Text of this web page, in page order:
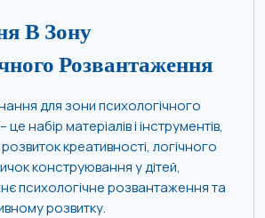
В Зону
Розвантаження
для зони психологічного
набір матеріалів і інструментів,
креативності, логічного
конструювання у дітей,
психологічне розвантаження та
розвитку.